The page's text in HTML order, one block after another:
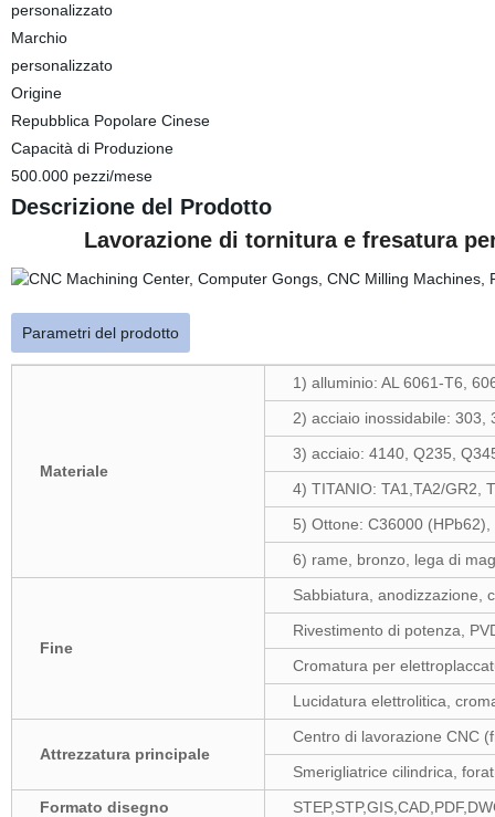
personalizzato
Marchio
personalizzato
Origine
Repubblica Popolare Cinese
Capacità di Produzione
500.000 pezzi/mese
Descrizione del Prodotto
Lavorazione di tornitura e fresatura
Parametri del prodotto
Materiale
1) alluminio: AL 6061-T6,
2) acciaio inossidabile: 303,
3) acciaio: 4140, Q235,
4) TITANIO: TA1,TA2/GR2,
5) Ottone: C36000
6) rame, bronzo, lega di
Fine
Sabbiatura, anodizzazione,
Rivestimento di potenza,
Cromatura per
Lucidatura elettrolitica,
Attrezzatura principale
Centro di lavorazione CNC
Smerigliatrice cilindrica,
Formato disegno